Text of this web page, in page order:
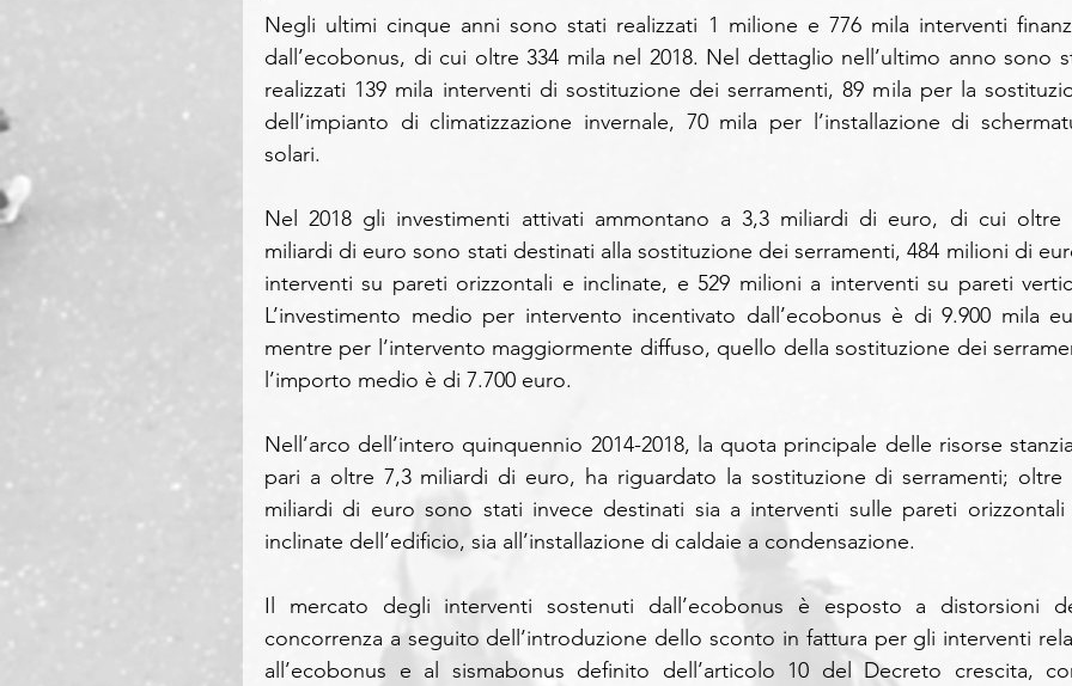
Negli ultimi cinque anni sono stati realizzati 1 milione e 776 mila interventi
dall’ecobonus, di cui oltre 334 mila nel 2018. Nel dettaglio nell’ultimo anno sono
realizzati 139 mila interventi di sostituzione dei serramenti, 89 mila per la
dell’impianto di climatizzazione invernale, 70 mila per l’installazione di
solari.
Nel 2018 gli investimenti attivati ammontano a 3,3 miliardi di euro, di cui oltre
miliardi di euro sono stati destinati alla sostituzione dei serramenti, 484 milioni di
interventi su pareti orizzontali e inclinate, e 529 milioni a interventi su pareti
L’investimento medio per intervento incentivato dall’ecobonus è di 9.900 mila
mentre per l’intervento maggiormente diffuso, quello della sostituzione dei
l’importo medio è di 7.700 euro.
Nell’arco dell’intero quinquennio 2014-2018, la quota principale delle risorse
pari a oltre 7,3 miliardi di euro, ha riguardato la sostituzione di serramenti; oltre
miliardi di euro sono stati invece destinati sia a interventi sulle pareti orizzontali
inclinate dell’edificio, sia all’installazione di caldaie a condensazione.
Il mercato degli interventi sostenuti dall’ecobonus è esposto a distorsioni
concorrenza a seguito dell’introduzione dello sconto in fattura per gli interventi
all’ecobonus e al sismabonus definito dell’articolo 10 del Decreto crescita,